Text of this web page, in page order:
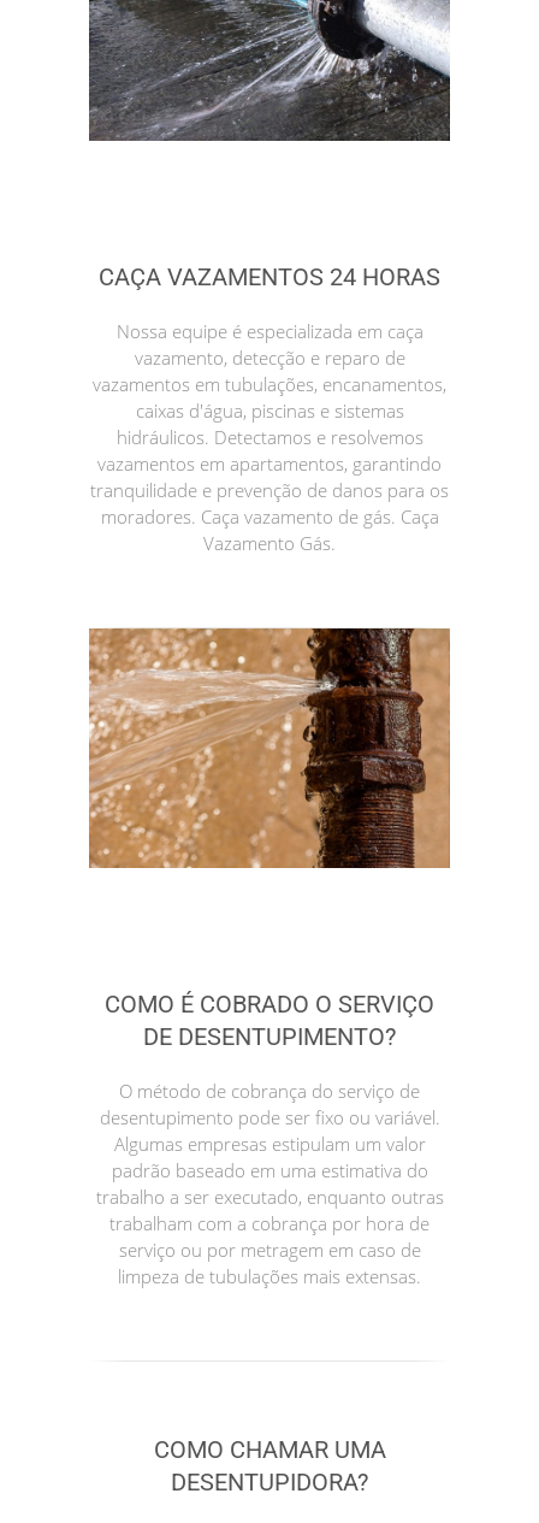
CAÇA VAZAMENTOS 24 HORAS
Nossa equipe é especializada em caça
vazamento, detecção e reparo de
vazamentos em tubulações, encanamentos,
caixas d'água, piscinas e sistemas
hidráulicos. Detectamos e resolvemos
vazamentos em apartamentos, garantindo
tranquilidade e prevenção de danos para os
moradores. Caça vazamento de gás. Caça
Vazamento Gás.
COMO É COBRADO O SERVIÇO
DE DESENTUPIMENTO?
O método de cobrança do serviço de
desentupimento pode ser fixo ou variável.
Algumas empresas estipulam um valor
padrão baseado em uma estimativa do
trabalho a ser executado, enquanto outras
trabalham com a cobrança por hora de
serviço ou por metragem em caso de
limpeza de tubulações mais extensas.
COMO CHAMAR UMA
DESENTUPIDORA?